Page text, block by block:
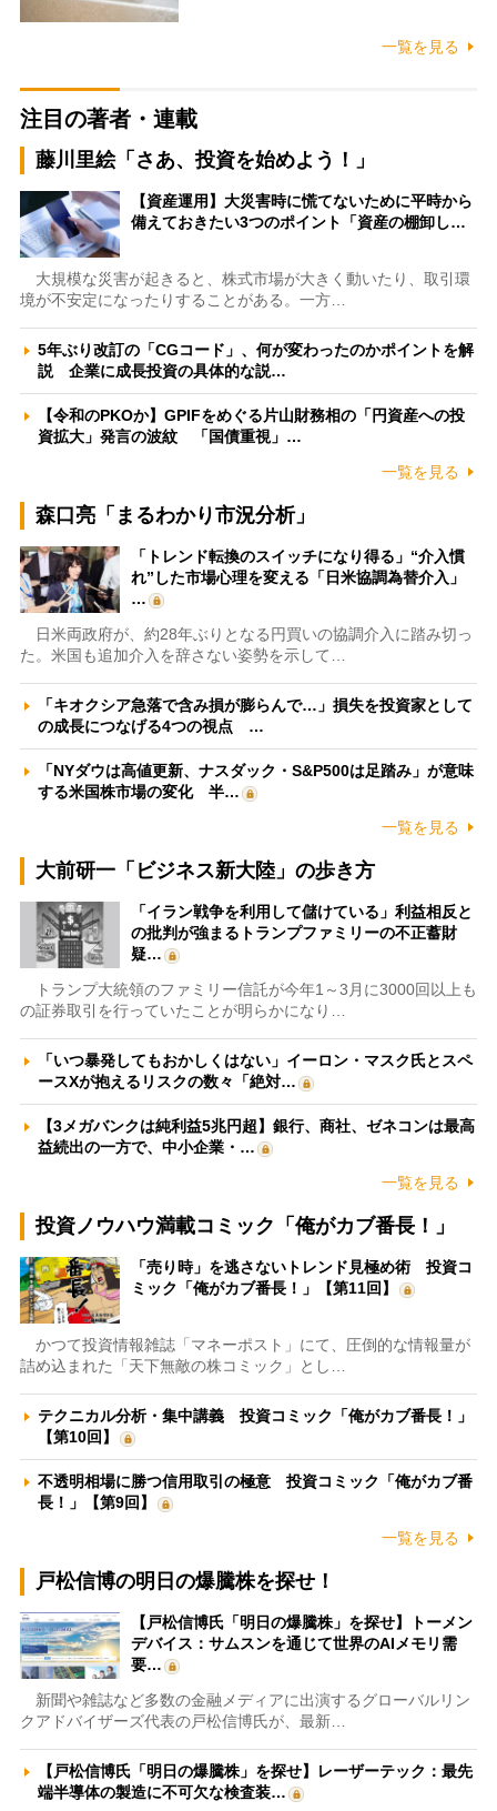
一覧を見る
注目の著者・連載
藤川里絵「さあ、投資を始めよう！」
【資産運用】大災害時に慌てないために平時から
備えておきたい3つのポイント「資産の棚卸し…
大規模な災害が起きると、株式市場が大きく動いたり、取引環
境が不安定になったりすることがある。一方…
5年ぶり改訂の「CGコード」、何が変わったのかポイントを解
説 企業に成長投資の具体的な説…
【令和のPKOか】GPIFをめぐる片山財務相の「円資産への投
資拡大」発言の波紋 「国債重視」…
一覧を見る
森口亮「まるわかり市況分析」
「トレンド転換のスイッチになり得る」“介入慣
れ”した市場心理を変える「日米協調為替介入」
…
日米両政府が、約28年ぶりとなる円買いの協調介入に踏み切っ
た。米国も追加介入を辞さない姿勢を示して…
「キオクシア急落で含み損が膨らんで…」損失を投資家として
の成長につなげる4つの視点 …
「NYダウは高値更新、ナスダック・S&P500は足踏み」が意味
する米国株市場の変化 半…
一覧を見る
大前研一「ビジネス新大陸」の歩き方
「イラン戦争を利用して儲けている」利益相反と
の批判が強まるトランプファミリーの不正蓄財
疑…
トランプ大統領のファミリー信託が今年1～3月に3000回以上も
の証券取引を行っていたことが明らかになり…
「いつ暴発してもおかしくはない」イーロン・マスク氏とスペ
ースXが抱えるリスクの数々「絶対…
【3メガバンクは純利益5兆円超】銀行、商社、ゼネコンは最高
益続出の一方で、中小企業・…
一覧を見る
投資ノウハウ満載コミック「俺がカブ番長！」
「売り時」を逃さないトレンド見極め術 投資コ
ミック「俺がカブ番長！」【第11回】
かつて投資情報雑誌「マネーポスト」にて、圧倒的な情報量が
詰め込まれた「天下無敵の株コミック」とし…
テクニカル分析・集中講義 投資コミック「俺がカブ番長！」
【第10回】
不透明相場に勝つ信用取引の極意 投資コミック「俺がカブ番
長！」【第9回】
一覧を見る
戸松信博の明日の爆騰株を探せ！
【戸松信博氏「明日の爆騰株」を探せ】トーメン
デバイス：サムスンを通じて世界のAIメモリ需
要…
新聞や雑誌など多数の金融メディアに出演するグローバルリン
クアドバイザーズ代表の戸松信博氏が、最新…
【戸松信博氏「明日の爆騰株」を探せ】レーザーテック：最先
端半導体の製造に不可欠な検査装…